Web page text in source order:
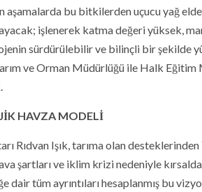
aşamalarda bu bitkilerden uçucu yağ
işlenerek katma değeri yüksek,
sürdürülebilir ve bilinçli bir şekilde
ve Orman Müdürlüğü ile Halk
HAVZA MODELİ
Rıdvan Işık, tarıma olan
şartları ve iklim krizi nedeniyle kırsalda
dair tüm ayrıntıları hesaplanmış bu